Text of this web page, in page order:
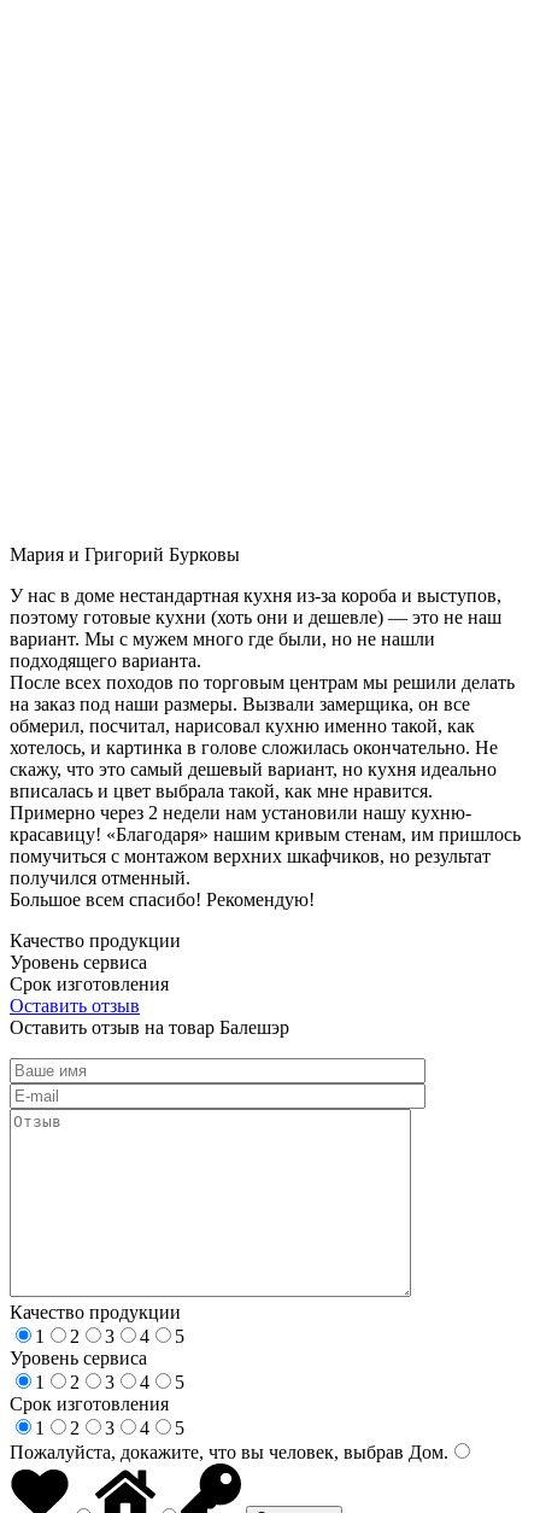
Мария и Григорий Бурковы
У нас в доме нестандартная кухня из-за короба и выступов,
поэтому готовые кухни (хоть они и дешевле) — это не наш
вариант. Мы с мужем много где были, но не нашли
подходящего варианта.
После всех походов по торговым центрам мы решили делать
на заказ под наши размеры. Вызвали замерщика, он все
обмерил, посчитал, нарисовал кухню именно такой, как
хотелось, и картинка в голове сложилась окончательно. Не
скажу, что это самый дешевый вариант, но кухня идеально
вписалась и цвет выбрала такой, как мне нравится.
Примерно через 2 недели нам установили нашу кухню-
красавицу! «Благодаря» нашим кривым стенам, им пришлось
помучиться с монтажом верхних шкафчиков, но результат
получился отменный.
Большое всем спасибо! Рекомендую!
Качество продукции
Уровень сервиса
Срок изготовления
Оставить отзыв
Оставить отзыв на товар Балешэр
Качество продукции
1
2 3 4
5
Уровень сервиса
1
2 3 4
5
Срок изготовления
1
2 3 4
5
Пожалуйста, докажите, что вы человек, выбрав Дом.